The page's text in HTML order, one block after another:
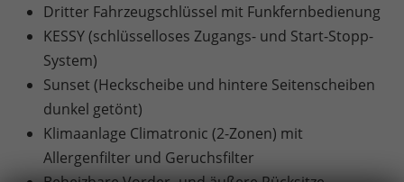
Dritter Fahrzeugschlüssel mit Funkfernbedienung
KESSY (schlüsselloses Zugangs- und Start-Stopp-
System)
Sunset (Heckscheibe und hintere Seitenscheiben
dunkel getönt)
Klimaanlage Climatronic (2-Zonen) mit
Allergenfilter und Geruchsfilter